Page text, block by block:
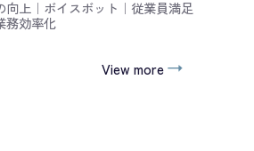
向上 ｜ ボイスボット ｜ 従業員満足
務効率化
View more